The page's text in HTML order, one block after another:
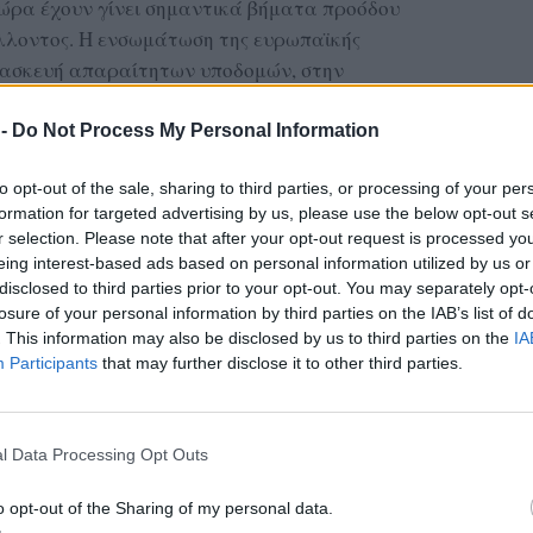
Do Not Process My Personal Information
opt-out of the sale, sharing to third parties, or processing of your
for targeted advertising by us, please use the below opt-out
selection. Please note that after your opt-out request is processed
interest-based ads based on personal information utilized by us
to third parties prior to your opt-out. You may separately
of your personal information by third parties on the IAB’s list of
This information may also be disclosed by us to third parties on the
Participants that may further disclose it to other third parties.
Data Processing Opt Outs
opt-out of the Sharing of my personal data.
έχουν γίνει σημαντικά βήματα προόδου
Η ενσωμάτωση της ευρωπαϊκής
απαραίτητων υποδομών, στην
μελετών για τα δημόσια και ιδιωτικά
του περιβάλλοντος με τακτικές
χαρακτηρισμό περιοχών ως
σε αρκετούς τομείς, υπάρχουν άλλοι
έχουμε θεσπίσει περιβαλλοντικούς νόμους
είτε γιατί δεν έχουμε ικανό αριθμό
στον ευρύτερο δημόσιο τομέα, είτε
στην ανάπτυξη περιβαλλοντικής
ΔΙΑΦΗΜΙΣΗ